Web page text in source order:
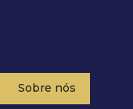
Sobre nós